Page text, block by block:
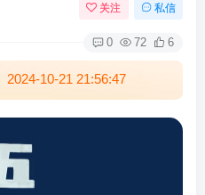
关注 私信
0 72 6
2024-10-21 21:56:47